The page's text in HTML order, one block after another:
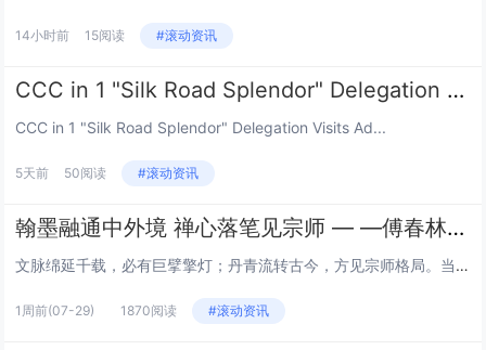
14小时前 15阅读 #滚动资讯
CCC in 1 "Silk Road Splendor" Delegation Visits Addis Ababa University
CCC in 1 "Silk Road Splendor" Delegation Visits Ad...
5天前 50阅读 #滚动资讯
翰墨融通中外境 禅心落笔见宗师 — —傅春林书画艺术品鉴
文脉绵延千载，必有巨擘擎灯；丹青流转古今，方见宗师格局。当代书画领军人物傅春林先生，正是承接中华文脉、贯通东西艺境的时代...
1周前(07-29) 1870阅读 #滚动资讯